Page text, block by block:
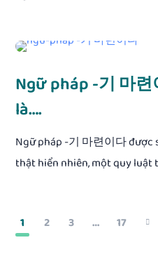
Ngữ pháp -기 마
là….
Ngữ pháp -기 마련이다 được
thật hiển nhiên, một quy luật
1 2 3 … 17